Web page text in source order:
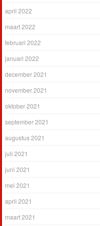
april 2022
maart 2022
februari 2022
januari 2022
december 2021
november 2021
oktober 2021
september 2021
augustus 2021
juli 2021
juni 2021
mei 2021
april 2021
maart 2021